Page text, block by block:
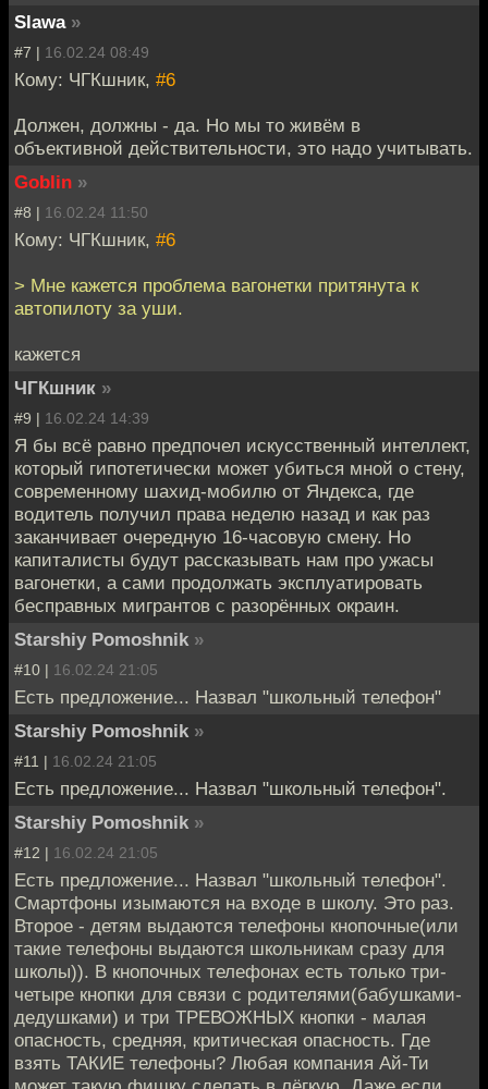
Slawa »
#7 | 16.02.24 08:49
Кому: ЧГКшник, #6
Должен, должны - да. Но мы то живём в
объективной действительности, это надо учитывать.
Goblin »
#8 | 16.02.24 11:50
Кому: ЧГКшник, #6
> Мне кажется проблема вагонетки притянута к
автопилоту за уши.
кажется
ЧГКшник »
#9 | 16.02.24 14:39
Я бы всë равно предпочел искусственный интеллект,
который гипотетически может убиться мной о стену,
современному шахид-мобилю от Яндекса, где
водитель получил права неделю назад и как раз
заканчивает очередную 16-часовую смену. Но
капиталисты будут рассказывать нам про ужасы
вагонетки, а сами продолжать эксплуатировать
бесправных мигрантов с разорëнных окраин.
Starshiy Pomoshnik »
#10 | 16.02.24 21:05
Есть предложение... Назвал "школьный телефон"
Starshiy Pomoshnik »
#11 | 16.02.24 21:05
Есть предложение... Назвал "школьный телефон".
Starshiy Pomoshnik »
#12 | 16.02.24 21:05
Есть предложение... Назвал "школьный телефон".
Смартфоны изымаются на входе в школу. Это раз.
Второе - детям выдаются телефоны кнопочные(или
такие телефоны выдаются школьникам сразу для
школы)). В кнопочных телефонах есть только три-
четыре кнопки для связи с родителями(бабушками-
дедушками) и три ТРЕВОЖНЫХ кнопки - малая
опасность, средняя, критическая опасность. Где
взять ТАКИЕ телефоны? Любая компания Ай-Ти